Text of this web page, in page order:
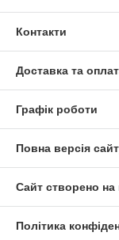
Контакти
Доставка та
Графік роботи
Повна версія
Сайт створено на
Політика